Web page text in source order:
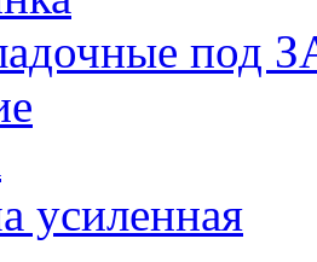
под
усиленная